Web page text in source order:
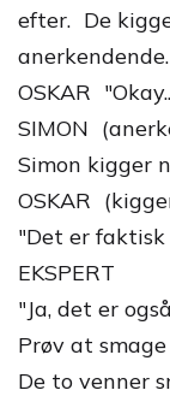
efter. De
anerkendende.
OSKAR
SIMON
Simon kigger
OSKAR
"Det er
EKSPERT
"Ja, det er
Prøv at
De to venner